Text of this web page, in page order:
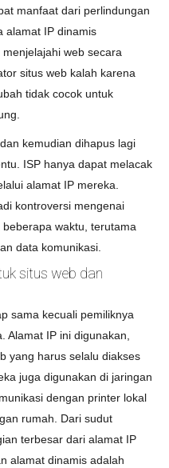
manfaat dari perlindungan
alamat IP dinamis
web secara
situs web kalah karena
tidak cocok untuk
kemudian dihapus lagi
ISP hanya dapat melacak
alamat IP mereka.
kontroversi mengenai
waktu, terutama
data komunikasi.
situs web dan
sama kecuali pemiliknya
Alamat IP ini digunakan,
yang harus selalu diakses
juga digunakan di jaringan
dengan printer lokal
rumah. Dari sudut
terbesar dari alamat IP
alamat dinamis adalah